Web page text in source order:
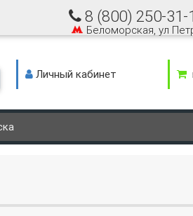
8 (800) 250-31-
Беломорская, ул
Личный кабинет